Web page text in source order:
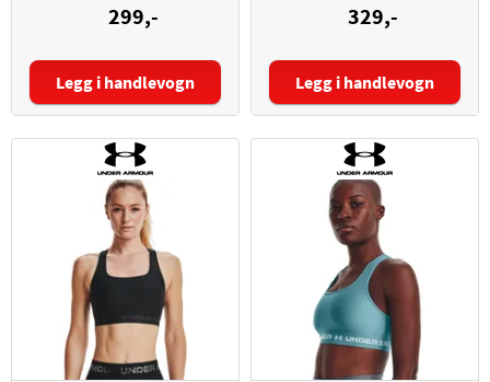
299,-
Størrelse:
Legg i handlevogn
329,-
Størrelse:
Legg i handlevogn